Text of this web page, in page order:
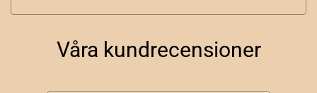
Våra kundrecensioner